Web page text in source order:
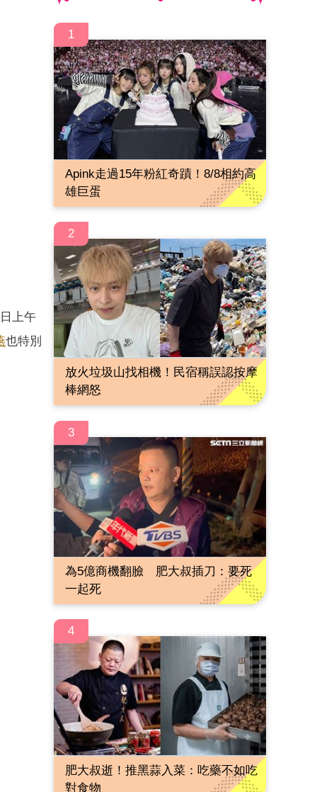
上午
也特別
1
Apink走過15年粉紅奇蹟！8/8相約高
雄巨蛋
2
放火垃圾山找相機！民宿稱誤認按摩
棒網怒
3
為5億商機翻臉 肥大叔插刀：要死
一起死
4
肥大叔逝！推黑蒜入菜：吃藥不如吃
對食物